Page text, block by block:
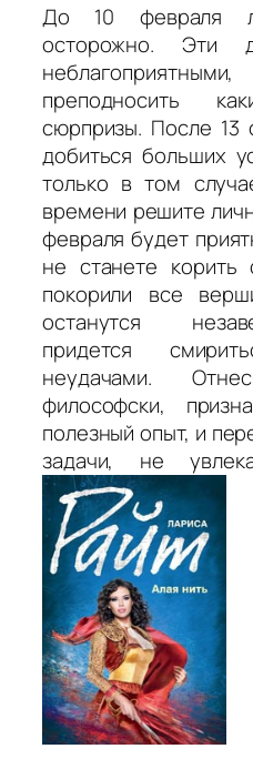
До 10 февраля
осторожно. Эти
преподносить
сюрпризы. После 13
добиться больших
только в том
времени решите
февраля будет
не станете
покорили все
останутся
придется
неудачами.
философски,
полезный опыт, и
задачи, не